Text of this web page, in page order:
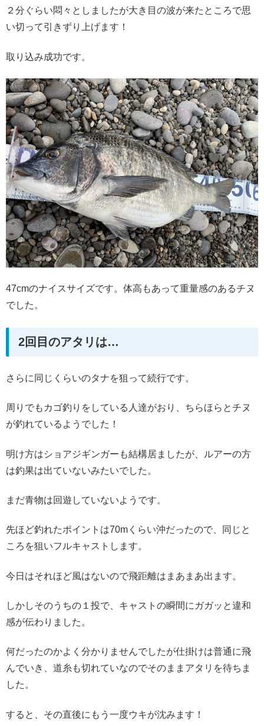
２分ぐらい悶々としましたが大き目の波が来たところで思
い切って引きずり上げます！
取り込み成功です。
47cmのナイスサイズです。体高もあって重量感のあるチヌ
でした。
2回目のアタリは…
さらに同じくらいのタナを狙って続行です。
周りでもカゴ釣りをしている人達がおり、ちらほらとチヌ
が釣れているようでした！
明け方はショアジギンガーも結構居ましたが、ルアーの方
は釣果は出ていないみたいでした。
まだ青物は回遊していないようです。
先ほど釣れたポイントは70mくらい沖だったので、同じと
ころを狙いフルキャストします。
今日はそれほど風はないので飛距離はまあまあ出ます。
しかしそのうちの１投で、キャストの瞬間にガガッと違和
感が伝わりました。
何だったのかよく分かりませんでしたが仕掛けは普通に飛
んでいき、道糸も切れていなのでそのままアタリを待ちま
した。
すると、その直後にもう一度ウキが沈みます！